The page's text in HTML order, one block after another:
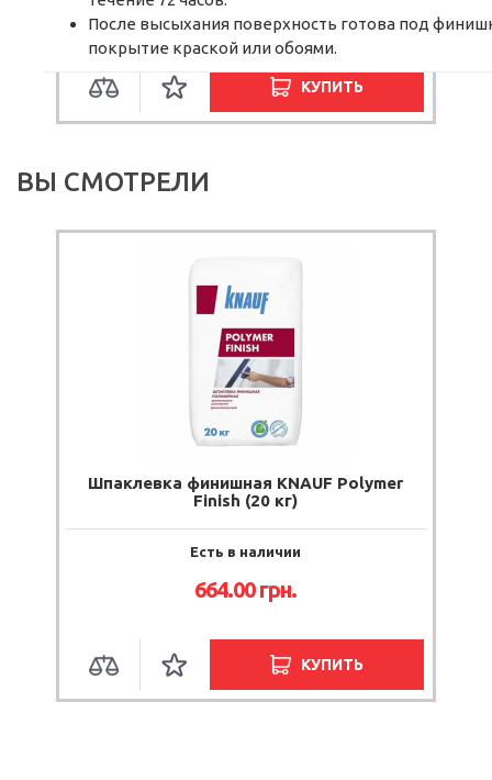
После высыхания поверхность готова под
покрытие краской или обоями.
315.00 грн.
387.50 грн.
КУПИТЬ
ВЫ СМОТРЕЛИ
Шпаклевка финишная KNAUF Polymer
Finish (20 кг)
Есть в наличии
664.00 грн.
КУПИТЬ